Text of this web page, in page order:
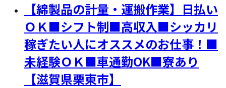
【綿製品の計量・運搬作業】日払い
ＯＫ■シフト制■高収入■シッカリ
稼ぎたい人にオススメのお仕事！■
未経験ＯＫ■車通勤OK■寮あり
【滋賀県栗東市】